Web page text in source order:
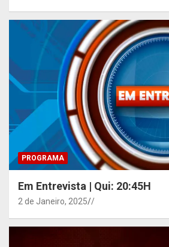
PROGRAMA
Em Entrevista | Qui: 20:45H
2 de Janeiro, 2025 /